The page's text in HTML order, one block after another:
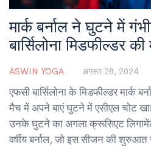
मार्क बर्नाल ने घुटने में
बार्सिलोना मिडफील्डर
ASWIN YOGA अगस्त 28, 2024
एफसी बार्सिलोना के मिडफील्डर मार्क
मैच में अपने बाएं घुटने में एसीएल चोट
उनके घुटने का अगला क्रूसिएट
वर्षीय बर्नाल, जो इस सीजन की